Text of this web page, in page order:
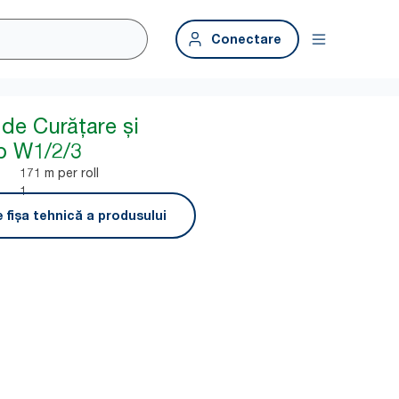
Conectare
Curățare și
W1/2/3
171 m per roll
1
fișa tehnică a produsului